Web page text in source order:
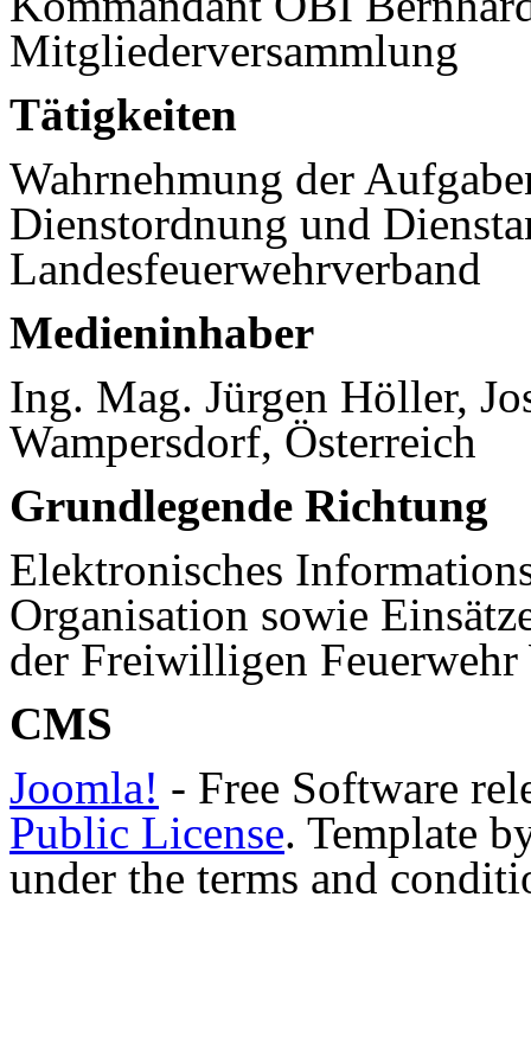
Mitgliederversammlung
Tätigkeiten
Wahrnehmung der
Dienstordnung und
Landesfeuerwehrverband
Medieninhaber
Ing. Mag. Jürgen Höller,
Wampersdorf, Österreich
Grundlegende Richtung
Elektronisches
Organisation sowie
der Freiwilligen Feuerwehr
CMS
Joomla! - Free Software
Public License. Template
under the terms and